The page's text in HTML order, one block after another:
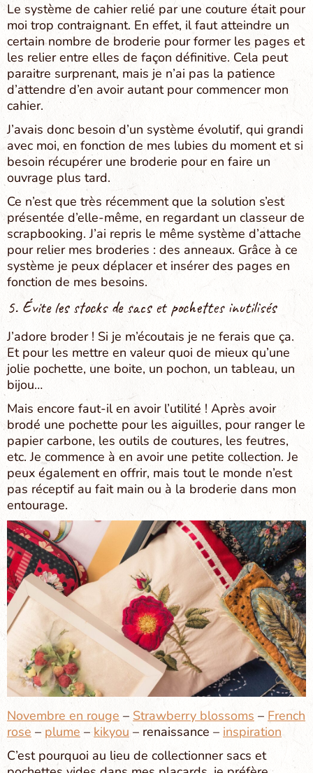
Le système de cahier relié par une couture était pour
moi trop contraignant. En effet, il faut atteindre un
certain nombre de broderie pour former les pages et
les relier entre elles de façon définitive. Cela peut
paraitre surprenant, mais je n’ai pas la patience
d’attendre d’en avoir autant pour commencer mon
cahier.
J’avais donc besoin d’un système évolutif, qui grandi
avec moi, en fonction de mes lubies du moment et si
besoin récupérer une broderie pour en faire un
ouvrage plus tard.
Ce n’est que très récemment que la solution s’est
présentée d’elle-même, en regardant un classeur de
scrapbooking. J’ai repris le même système d’attache
pour relier mes broderies : des anneaux. Grâce à ce
système je peux déplacer et insérer des pages en
fonction de mes besoins.
5. Évite les stocks de sacs et pochettes inutilisés
J’adore broder ! Si je m’écoutais je ne ferais que ça.
Et pour les mettre en valeur quoi de mieux qu’une
jolie pochette, une boite, un pochon, un tableau, un
bijou…
Mais encore faut-il en avoir l’utilité ! Après avoir
brodé une pochette pour les aiguilles, pour ranger le
papier carbone, les outils de coutures, les feutres,
etc. Je commence à en avoir une petite collection. Je
peux également en offrir, mais tout le monde n’est
pas réceptif au fait main ou à la broderie dans mon
entourage.
Novembre en rouge – Strawberry blossoms – French
rose – plume –kikyou – renaissance – inspiration
C’est pourquoi au lieu de collectionner sacs et